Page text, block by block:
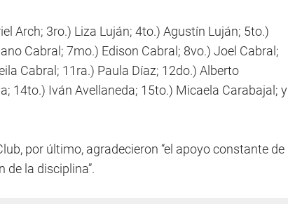
Arch; 3ro.) Liza Luján; 4to.) Agustín Luján; 5to.)
Cabral; 7mo.) Edison Cabral; 8vo.) Joel Cabral;
Cabral; 11ra.) Paula Díaz; 12do.) Alberto
14to.) Iván Avellaneda; 15to.) Micaela Carabajal; y
por último, agradecieron “el apoyo constante de
de la disciplina”.